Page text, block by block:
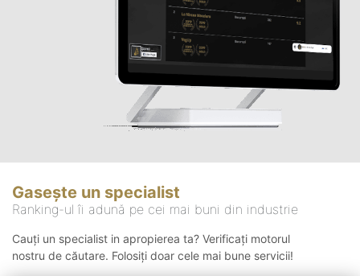
Gasește un specialist
Ranking-ul îi adună pe cei mai buni din industrie
Cauți un specialist in apropierea ta? Verificați motorul
nostru de căutare. Folosiți doar cele mai bune servicii!